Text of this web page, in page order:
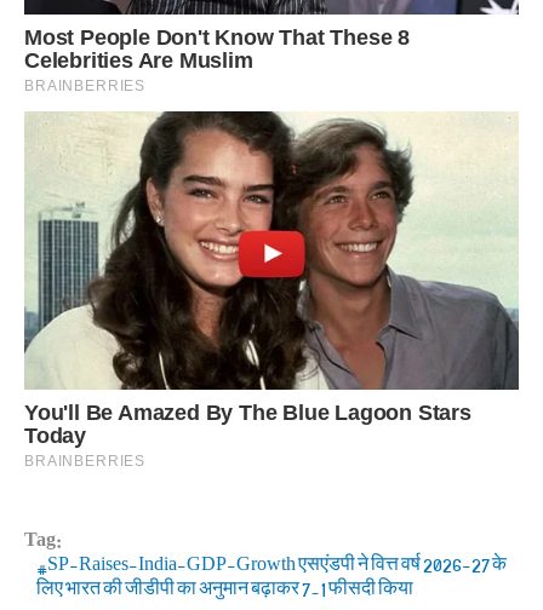
Tag:
SP-Raises-India-GDP-Growth एसएंडपी ने वित्त वर्ष 2026-27 के
लिए भारत की जीडीपी का अनुमान बढ़ाकर 7.1 फीसदी किया